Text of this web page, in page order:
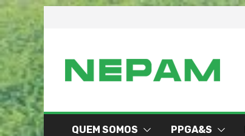
to
QUEM SOMOS PPGA&S